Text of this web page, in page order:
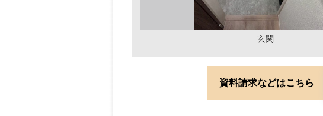
玄関
資料請求などはこちら